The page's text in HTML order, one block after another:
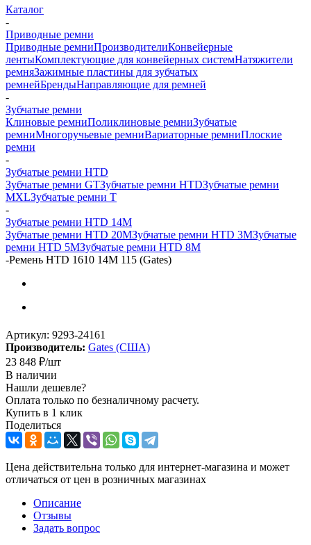
Каталог
-
Приводные ремни
Приводные ремниПроизводителиКонвейерные
лентыКомплектующие для конвейерных системНатяжители
ремняЗажимные пластины для зубчатых
ремнейБрендыНаправляющие для ремней
-
Зубчатые ремни
Клиновые ремниПоликлиновые ремниЗубчатые
ремниМногоручьевые ремниВариаторные ремниПлоские
ремни
-
Зубчатые ремни HTD
Зубчатые ремни GTЗубчатые ремни HTDЗубчатые ремни
MXLЗубчатые ремни Т
-
Зубчатые ремни HTD 14M
Зубчатые ремни HTD 20MЗубчатые ремни HTD 3MЗубчатые
ремни HTD 5MЗубчатые ремни HTD 8M
-Ремень HTD 1610 14M 115 (Gates)
Артикул: 9293-24161
Производитель: Gates (США)
23 848 ₽/шт
В наличии
Нашли дешевле?
Оплата только по безналичному расчету.
Купить в 1 клик
Поделиться
Цена действительна только для интернет-магазина и может
отличаться от цен в розничных магазинах
Описание
Отзывы
Задать вопрос